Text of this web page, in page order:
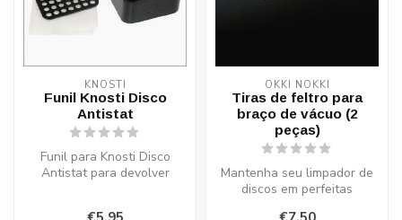
KNOSTI
Funil Knosti Disco
Antistat
Funil para Knosti Disco
Antistat para devolver
OKKI NOKKI
Tiras de feltro para
braço de vácuo (2
peças)
Mantenha seu limpador de
discos em perfeitas